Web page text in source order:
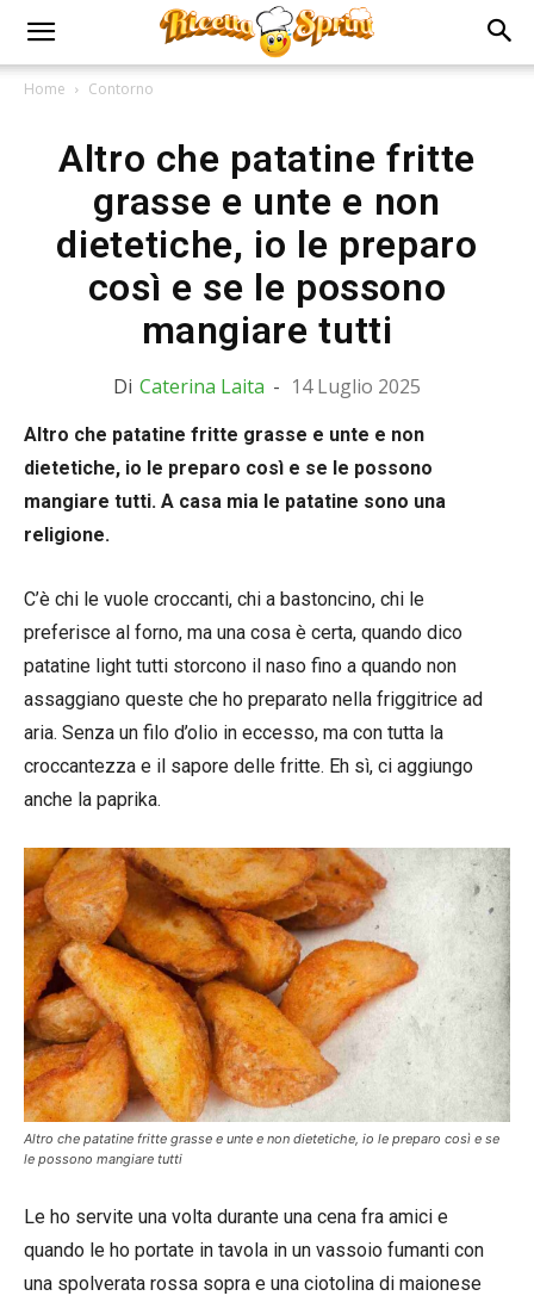
Home Contorno
Altro che patatine fritte
grasse e unte e non
dietetiche, io le preparo
così e se le possono
mangiare tutti
Di Caterina Laita - 14 Luglio 2025
Altro che patatine fritte grasse e unte e non
dietetiche, io le preparo così e se le possono
mangiare tutti. A casa mia le patatine sono una
religione.
C’è chi le vuole croccanti, chi a bastoncino, chi le
preferisce al forno, ma una cosa è certa, quando dico
patatine light tutti storcono il naso fino a quando non
assaggiano queste che ho preparato nella friggitrice ad
aria. Senza un filo d’olio in eccesso, ma con tutta la
croccantezza e il sapore delle fritte. Eh sì, ci aggiungo
anche la paprika.
Altro che patatine fritte grasse e unte e non dietetiche, io le preparo così e se
le possono mangiare tutti
Le ho servite una volta durante una cena fra amici e
quando le ho portate in tavola in un vassoio fumanti con
una spolverata rossa sopra e una ciotolina di maionese